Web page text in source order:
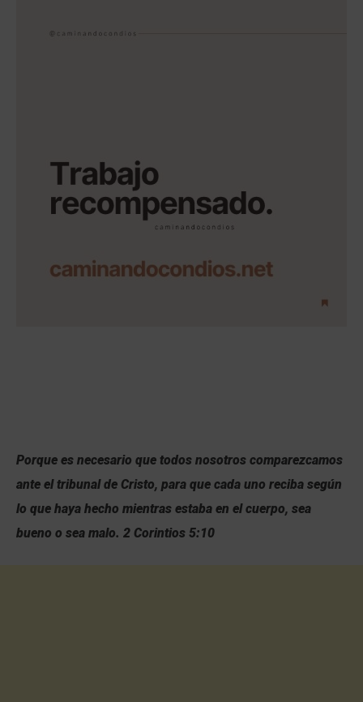
Porque es necesario que todos nosotros comparezcamos
ante el tribunal de Cristo, para que cada uno reciba según
lo que haya hecho mientras estaba en el cuerpo, sea
bueno o sea malo. 2 Corintios 5:10